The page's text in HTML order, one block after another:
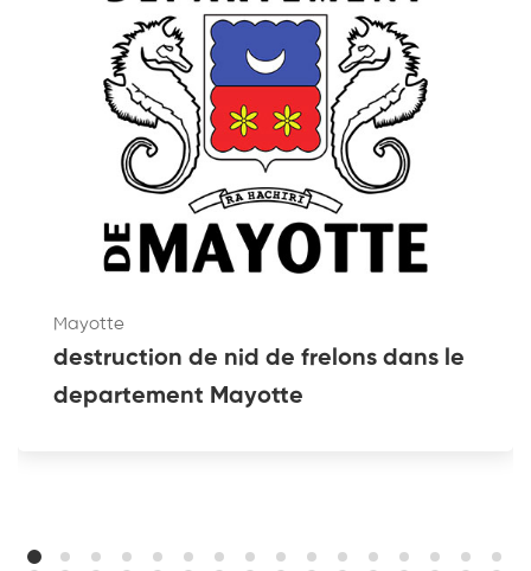
Mayotte
destruction de nid de frelons dans le
departement Mayotte